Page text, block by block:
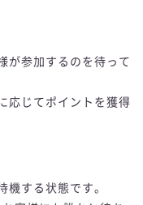
が参加するのを待って
応じてポイントを獲得
機する状態です。